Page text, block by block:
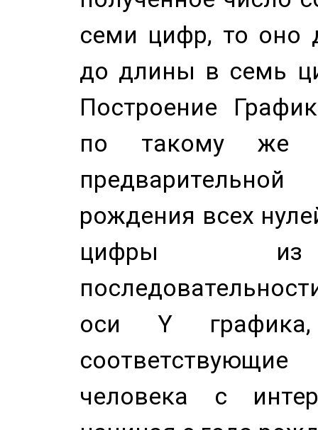
семи цифр, то оно
до длины в семь
Построение
по такому же
рождения всех
цифры из
оси Y
человека с